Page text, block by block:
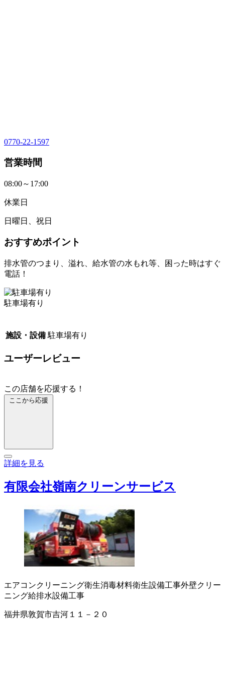
0770-22-1597
営業時間
08:00～17:00
休業日
日曜日、祝日
おすすめポイント
排水管のつまり、溢れ、給水管の水もれ等、困った時はすぐ
電話！
駐車場有り
施設・設備 駐車場有り
ユーザーレビュー
この店舗を応援する！
ここから応援
詳細を見る
有限会社嶺南クリーンサービス
エアコンクリーニング衛生消毒材料衛生設備工事外壁クリー
ニング給排水設備工事
福井県敦賀市吉河１１－２０